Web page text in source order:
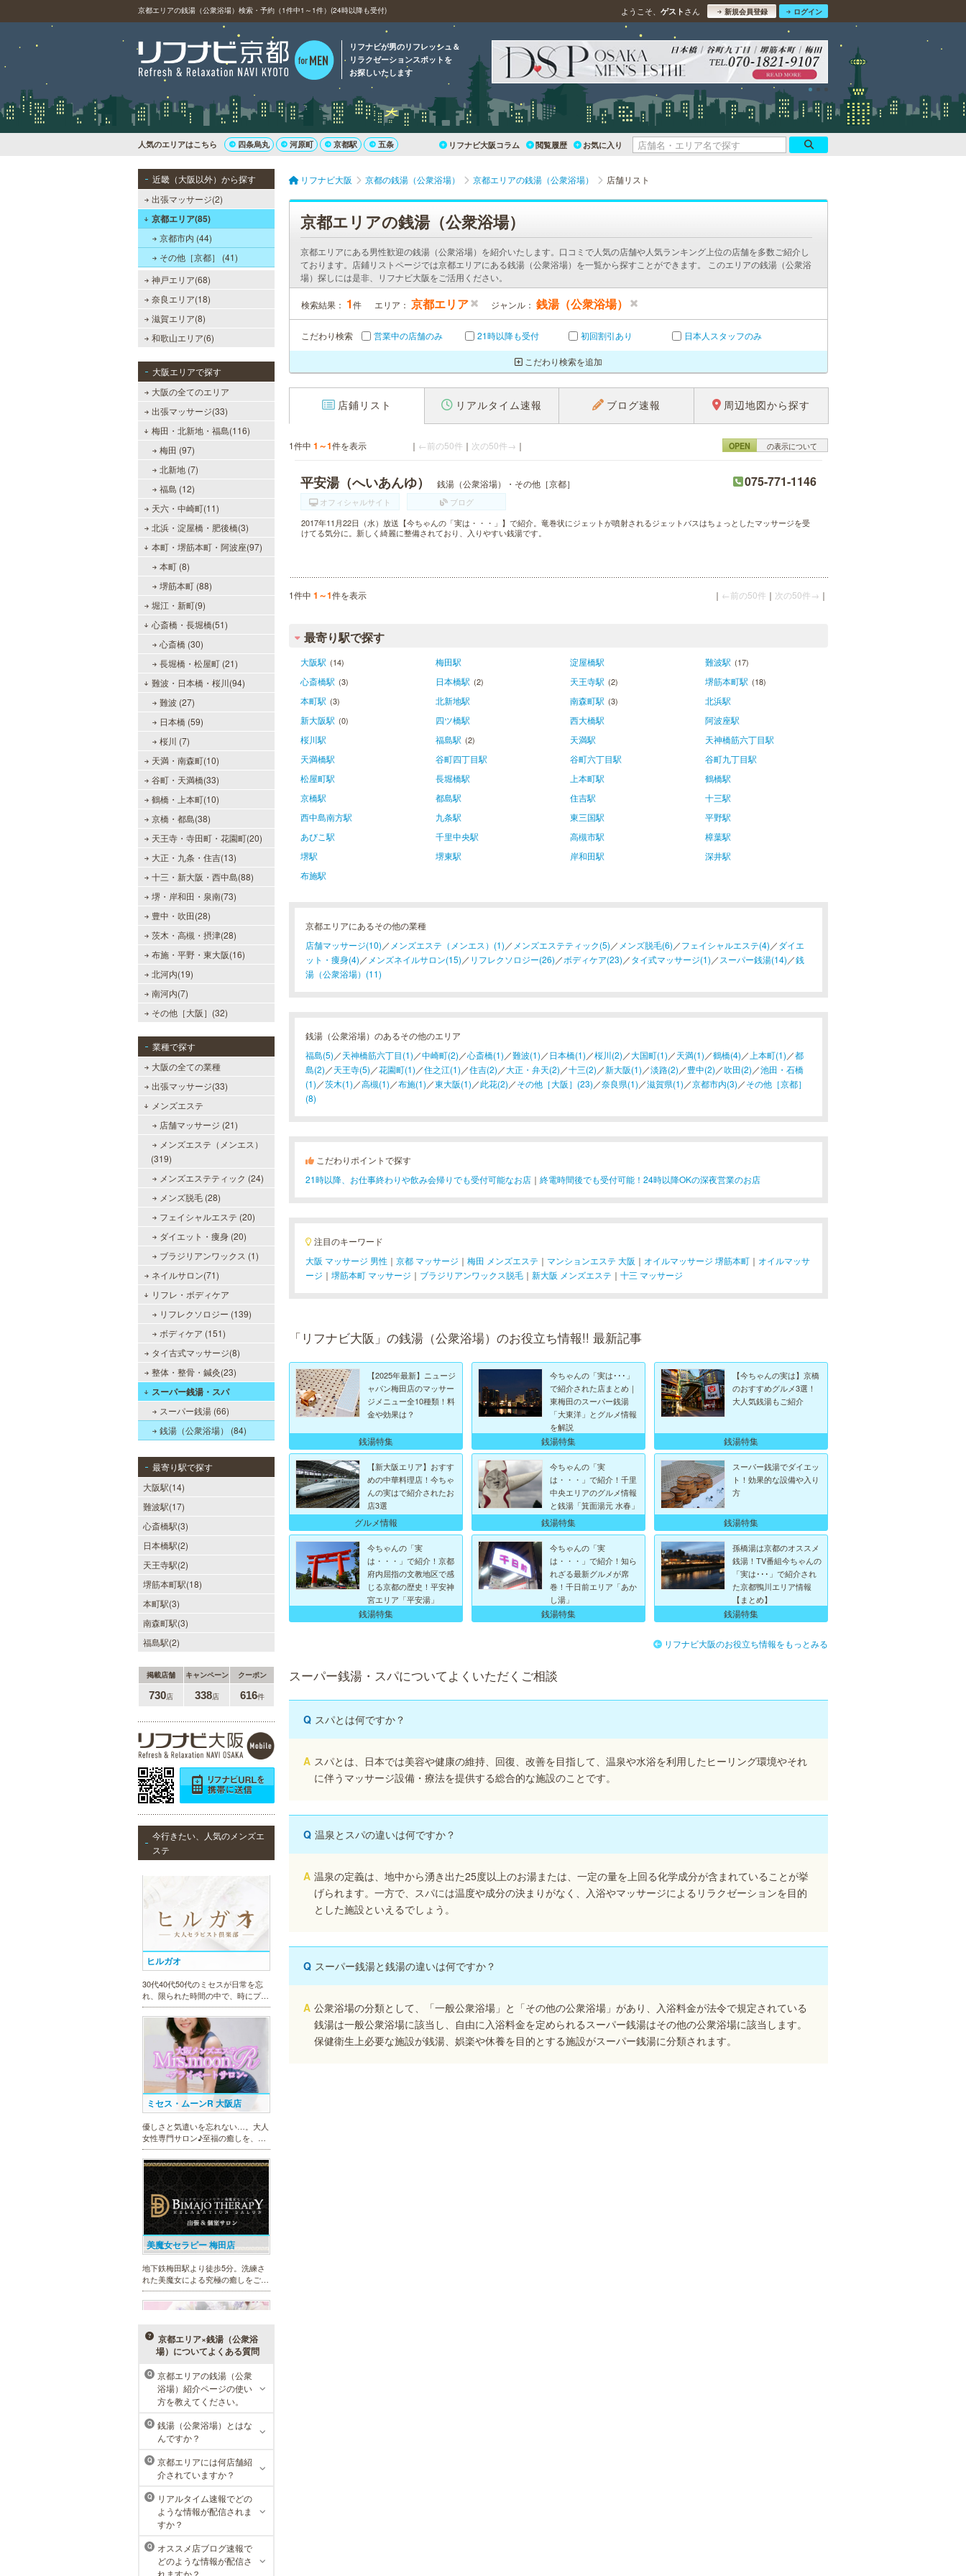
京都エリアの銭湯（公衆浴場）検索・予約（1件中1～1件）(24時以降も受付) ようこそ、 ゲスト さん 新規会員登録 ログイン
リフナビが男のリフレッシュ＆
リラクゼーションスポットを
お探しいたします
人気のエリアはこちら 四条烏丸 河原町 京都駅 五条 リフナビ大阪コラム 閲覧履歴 お気に入り
近畿（大阪以外）から探す
出張マッサージ(2)
京都エリア(85)
京都市内 (44)
その他［京都］ (41)
神戸エリア(68)
奈良エリア(18)
滋賀エリア(8)
和歌山エリア(6)
大阪エリアで探す
大阪の全てのエリア
出張マッサージ(33)
梅田・北新地・福島(116)
梅田 (97)
北新地 (7)
福島 (12)
天六・中崎町(11)
北浜・淀屋橋・肥後橋(3)
本町・堺筋本町・阿波座(97)
本町 (8)
堺筋本町 (88)
堀江・新町(9)
心斎橋・長堀橋(51)
心斎橋 (30)
長堀橋・松屋町 (21)
難波・日本橋・桜川(94)
難波 (27)
日本橋 (59)
桜川 (7)
天満・南森町(10)
谷町・天満橋(33)
鶴橋・上本町(10)
京橋・都島(38)
天王寺・寺田町・花園町(20)
大正・九条・住吉(13)
十三・新大阪・西中島(88)
堺・岸和田・泉南(73)
豊中・吹田(28)
茨木・高槻・摂津(28)
布施・平野・東大阪(16)
北河内(19)
南河内(7)
その他［大阪］(32)
業種で探す
大阪の全ての業種
出張マッサージ(33)
メンズエステ
店舗マッサージ (21)
メンズエステ（メンエス）
(319)
メンズエステティック (24)
メンズ脱毛 (28)
フェイシャルエステ (20)
ダイエット・痩身 (20)
ブラジリアンワックス (1)
ネイルサロン(71)
リフレ・ボディケア
リフレクソロジー (139)
ボディケア (151)
タイ古式マッサージ(8)
整体・整骨・鍼灸(23)
スーパー銭湯・スパ
スーパー銭湯 (66)
銭湯（公衆浴場） (84)
最寄り駅で探す
大阪駅(14)
難波駅(17)
心斎橋駅(3)
日本橋駅(2)
天王寺駅(2)
堺筋本町駅(18)
本町駅(3)
南森町駅(3)
福島駅(2)
掲載店舗 キャンペーン クーポン
730店 338店 616件
今行きたい、人気のメンズエ
ステ
sirena I（シレーナ）
可愛いが溢れる!!ふたりきりの空間
で厳選セラピストたちが貴方の日頃
の疲れを癒す。洗練の技術とおもて
なしで身も心も満たされる至福の時
間をお楽しみいただけます。
僕のママスパ
癒しのお部屋で優しいママが、僕を
お待ちしています。実家に帰ったよ
うにくつろいで、暖かな母の愛に包
まれて下さい。心身ともの安らぎと
最高の癒しが貴方を待っています。
当たりSPA 日本橋店
当店では、少しでも多くのお客様に
ご利用して頂く為に無料専用駐車場
を完備しております。★完全個室★
る様ルックス、施術レベルを極めた
セラピストがマッサージをご提供致
します。
町・谷町ルーム（ラベーラ）
若い女性にはない大人の魅力を存分
に味わってくださいませ。またプラ
イベートルームにお越し頂くのが難
しい方でも出張での対応もしており
30代40代50代のミセスが日常を忘
れ、限られた時間の中で、時にプロ
フェッショナルに、時に恋人らしく
大人セラピストの魅力を存分に発揮
します。
ミセス・ムーンR 大阪店
優しさと気遣いを忘れない…。大人
女性専門サロン♪至福の癒しを、お
約束致します。
美魔女セラピー 梅田店
地下鉄梅田駅より徒歩5分。洗練さ
れた美魔女による究極の癒しをご堪
能ください。
DAZZLE（ダズル）
新大阪駅東口徒歩１分！大阪のメン
エス業界の中でも最高クラスのクオ
リティ!!厳選に厳選を重ねたセラピ
受け実現しました。日々の疲れを解
きほぐす極上のお時間をご堪能くだ
さい。
可愛いが溢れる!!ふたりきりの空間
で厳選セラピストたちが貴方の日頃
の疲れを癒す。洗練の技術とおもて
なしで身も心も満たされる至福の時
間をお楽しみいただけます。
京都エリア×銭湯（公衆浴
場）についてよくある質問
Q
京都エリアの銭湯（公衆
浴場）紹介ページの使い
方を教えてください。
Q
銭湯（公衆浴場）とはな
んですか？
Q
京都エリアには何店舗紹
介されていますか？
Q
リアルタイム速報でどの
ような情報が配信されま
すか？
Q
オススメ店ブログ速報で
どのような情報が配信さ
れますか？
リフナビ大阪 京都の銭湯（公衆浴場） 京都エリアの銭湯（公衆浴場） 店舗リスト
京都エリアの銭湯（公衆浴場）
京都エリアにある男性歓迎の銭湯（公衆浴場）を紹介いたします。口コミで人気の店舗や人気ランキング上位の店舗を多数ご紹介し
ております。店鋪リストページでは京都エリアにある銭湯（公衆浴場）を一覧から探すことができます。 このエリアの銭湯（公衆浴
場）探しには是非、リフナビ大阪をご活用ください。
検索結果： 1件 エリア： 京都エリア ジャンル： 銭湯（公衆浴場）
こだわり検索 営業中の店舗のみ 21時以降も受付 初回割引あり 日本人スタッフのみ
こだわり検索を追加
店鋪リスト リアルタイム速報 ブログ速報 周辺地図から探す
1件中 1～1件を表示 ｜ ←前の50件 ｜ 次の50件→ ｜ OPEN の表示について
平安湯（へいあんゆ） 銭湯（公衆浴場）・その他［京都］ 075-771-1146
オフィシャルサイト
ブログ
2017年11月22日（水）放送【今ちゃんの「実は・・・」】で紹介。竜巻状にジェットが噴射されるジェットバスはちょっとしたマッサージを受
けてる気分に。新しく綺麗に整備されており、入りやすい銭湯です。
1件中 1～1件を表示 ｜ ←前の50件 ｜ 次の50件→ ｜
最寄り駅で探す
大阪駅 (14) 梅田駅 淀屋橋駅 難波駅 (17)
心斎橋駅 (3) 日本橋駅 (2) 天王寺駅 (2) 堺筋本町駅 (18)
本町駅 (3) 北新地駅 南森町駅 (3)
北浜駅
新大阪駅 (0) 四ツ橋駅 西大橋駅
阿波座駅
桜川駅
福島駅 (2) 天満駅
天神橋筋六丁目駅
天満橋駅
谷町四丁目駅 谷町六丁目駅
谷町九丁目駅
松屋町駅
長堀橋駅 上本町駅
鶴橋駅
京橋駅
都島駅 住吉駅
十三駅
西中島南方駅
九条駅 東三国駅
平野駅
あびこ駅
千里中央駅 高槻市駅
樟葉駅
堺駅
堺東駅 岸和田駅
深井駅
布施駅
京都エリアにあるその他の業種
店舗マッサージ(10) ／ メンズエステ（メンエス）(1) ／ メンズエステティック(5) ／ メンズ脱毛(6) ／フェイシャルエステ(4) ／ダイエ
ット・痩身(4) ／ メンズネイルサロン(15) ／ リフレクソロジー(26) ／ボディケア(23) ／タイ式マッサージ(1) ／ スーパー銭湯(14) ／銭
湯（公衆浴場）(11)
銭湯（公衆浴場）のあるその他のエリア
福島(5) ／天神橋筋六丁目(1) ／中崎町(2) ／心斎橋(1) ／難波(1) ／日本橋(1) ／桜川(2) ／大国町(1) ／天満(1) ／鶴橋(4) ／ 上本町(1) ／都
島(2) ／天王寺(5) ／花園町(1) ／住之江(1) ／住吉(2) ／大正・弁天(2) ／十三(2) ／新大阪(1) ／淡路(2) ／豊中(2) ／吹田(2) ／池田・石橋
(1) ／茨木(1) ／高槻(1) ／布施(1) ／東大阪(1) ／此花(2) ／その他［大阪］(23) ／奈良県(1) ／滋賀県(1) ／京都市内(3) ／その他［京都］
(8)
こだわりポイントで探す
21時以降、お仕事終わりや飲み会帰りでも受付可能なお店 ｜ 終電時間後でも受付可能！24時以降OKの深夜営業のお店
注目のキーワード
大阪 マッサージ 男性 ｜ 京都 マッサージ ｜ 梅田 メンズエステ ｜ マンションエステ 大阪 ｜ オイルマッサージ 堺筋本町 ｜ オイルマッサ
ージ ｜ 堺筋本町 マッサージ ｜ ブラジリアンワックス脱毛 ｜ 新大阪 メンズエステ ｜ 十三 マッサージ
「リフナビ大阪」の銭湯（公衆浴場）のお役立ち情報!! 最新記事
【2025年最新】ニュージ
ャパン梅田店のマッサー
ジメニュー全10種類！料
金や効果は？
銭湯特集
今ちゃんの「実は･･･」
で紹介された店まとめ｜
東梅田のスーパー銭湯
「大東洋」とグルメ情報
を解説
銭湯特集
【今ちゃんの実は】京橋
のおすすめグルメ3選！
大人気銭湯もご紹介
銭湯特集
【新大阪エリア】おすす
めの中華料理店！今ちゃ
んの実はで紹介されたお
店3選
グルメ情報
今ちゃんの「実
は・・・」で紹介！千里
中央エリアのグルメ情報
と銭湯「箕面湯元 水春」
銭湯特集
スーパー銭湯でダイエッ
ト！効果的な設備や入り
方
銭湯特集
今ちゃんの「実
は・・・」で紹介！京都
府内屈指の文教地区で感
じる京都の歴史！平安神
宮エリア「平安湯」
銭湯特集
今ちゃんの「実
は・・・」で紹介！知ら
れざる最新グルメが席
巻！千日前エリア「あか
し湯」
銭湯特集
孫橋湯は京都のオススメ
銭湯！TV番組今ちゃんの
「実は･･･」で紹介され
た京都鴨川エリア情報
【まとめ】
銭湯特集
リフナビ大阪のお役立ち情報をもっとみる
スーパー銭湯・スパについてよくいただくご相談
Q スパとは何ですか？
A スパとは、日本では美容や健康の維持、回復、改善を目指して、温泉や水浴を利用したヒーリング環境やそれ
に伴うマッサージ設備・療法を提供する総合的な施設のことです。
Q 温泉とスパの違いは何ですか？
A 温泉の定義は、地中から湧き出た25度以上のお湯または、一定の量を上回る化学成分が含まれていることが挙
げられます。一方で、スパには温度や成分の決まりがなく、入浴やマッサージによるリラクゼーションを目的
とした施設といえるでしょう。
Q スーパー銭湯と銭湯の違いは何ですか？
A 公衆浴場の分類として、「一般公衆浴場」と「その他の公衆浴場」があり、入浴料金が法令で規定されている
銭湯は一般公衆浴場に該当し、自由に入浴料金を定められるスーパー銭湯はその他の公衆浴場に該当します。
保健衛生上必要な施設が銭湯、娯楽や休養を目的とする施設がスーパー銭湯に分類されます。